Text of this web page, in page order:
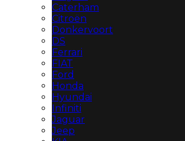
Caterham
Citroën
Donkervoort
DS
Ferrari
FIAT
Ford
Honda
Hyundai
Infiniti
Jaguar
Jeep